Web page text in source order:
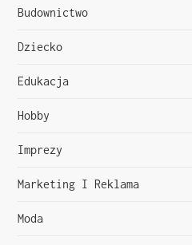
c
j
a
w
p
i
s
Budownictwo
Dziecko
Edukacja
Hobby
Imprezy
Marketing I Reklama
Moda